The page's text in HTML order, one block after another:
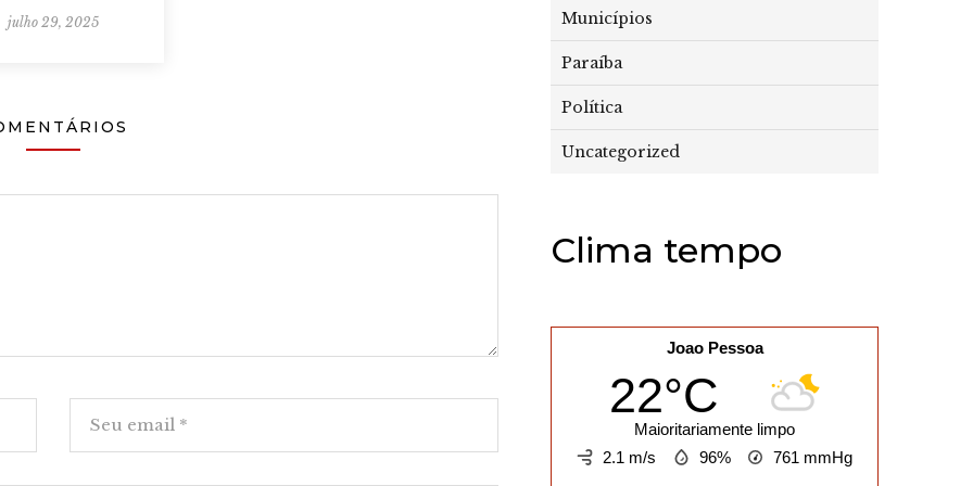
julho 29, 2025 Municípios
Paraíba
Política
Uncategorized
Clima tempo
Joao Pessoa
22°C
Maioritariamente limpo
2.1 m/s
96% 761 mmHg